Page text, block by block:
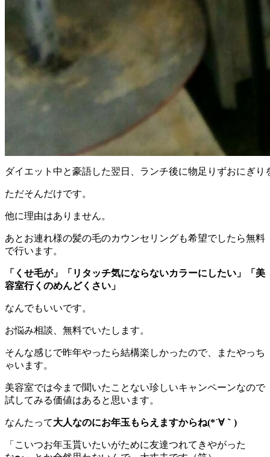
ダイエット中と豪語した翌日、ランチ後に物足りずおにぎ
ただそんだけです。
他に理由はありません。
あとお連れ様の髪の毛のカウンセリングも希望でしたら無料
で行います。
「くせ毛が」「リタッチ気にならないカラーにしたい」「美
容室行くのめんどくさい」
なんでもいいです。
お悩み相談、無料でいたします。
そんな感じで昨年やったら結構楽しかったので、またやっち
ゃいます。
美容室では今まで聞いたことない珍しいキャンペーンなので
試してみる価値はあると思います。
なんたって大人なのにお年玉もらえますからね(*´∀｀)
「こいつお年玉貰いたいがために友達つれてきやがった